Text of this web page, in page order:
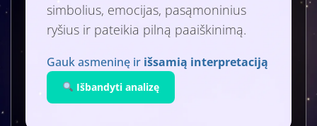
simbolius, emocijas, pasąmoninius
ryšius ir pateikia pilną paaiškinimą.
Gauk asmeninę ir išsamią interpretaciją
Išbandyti analizę